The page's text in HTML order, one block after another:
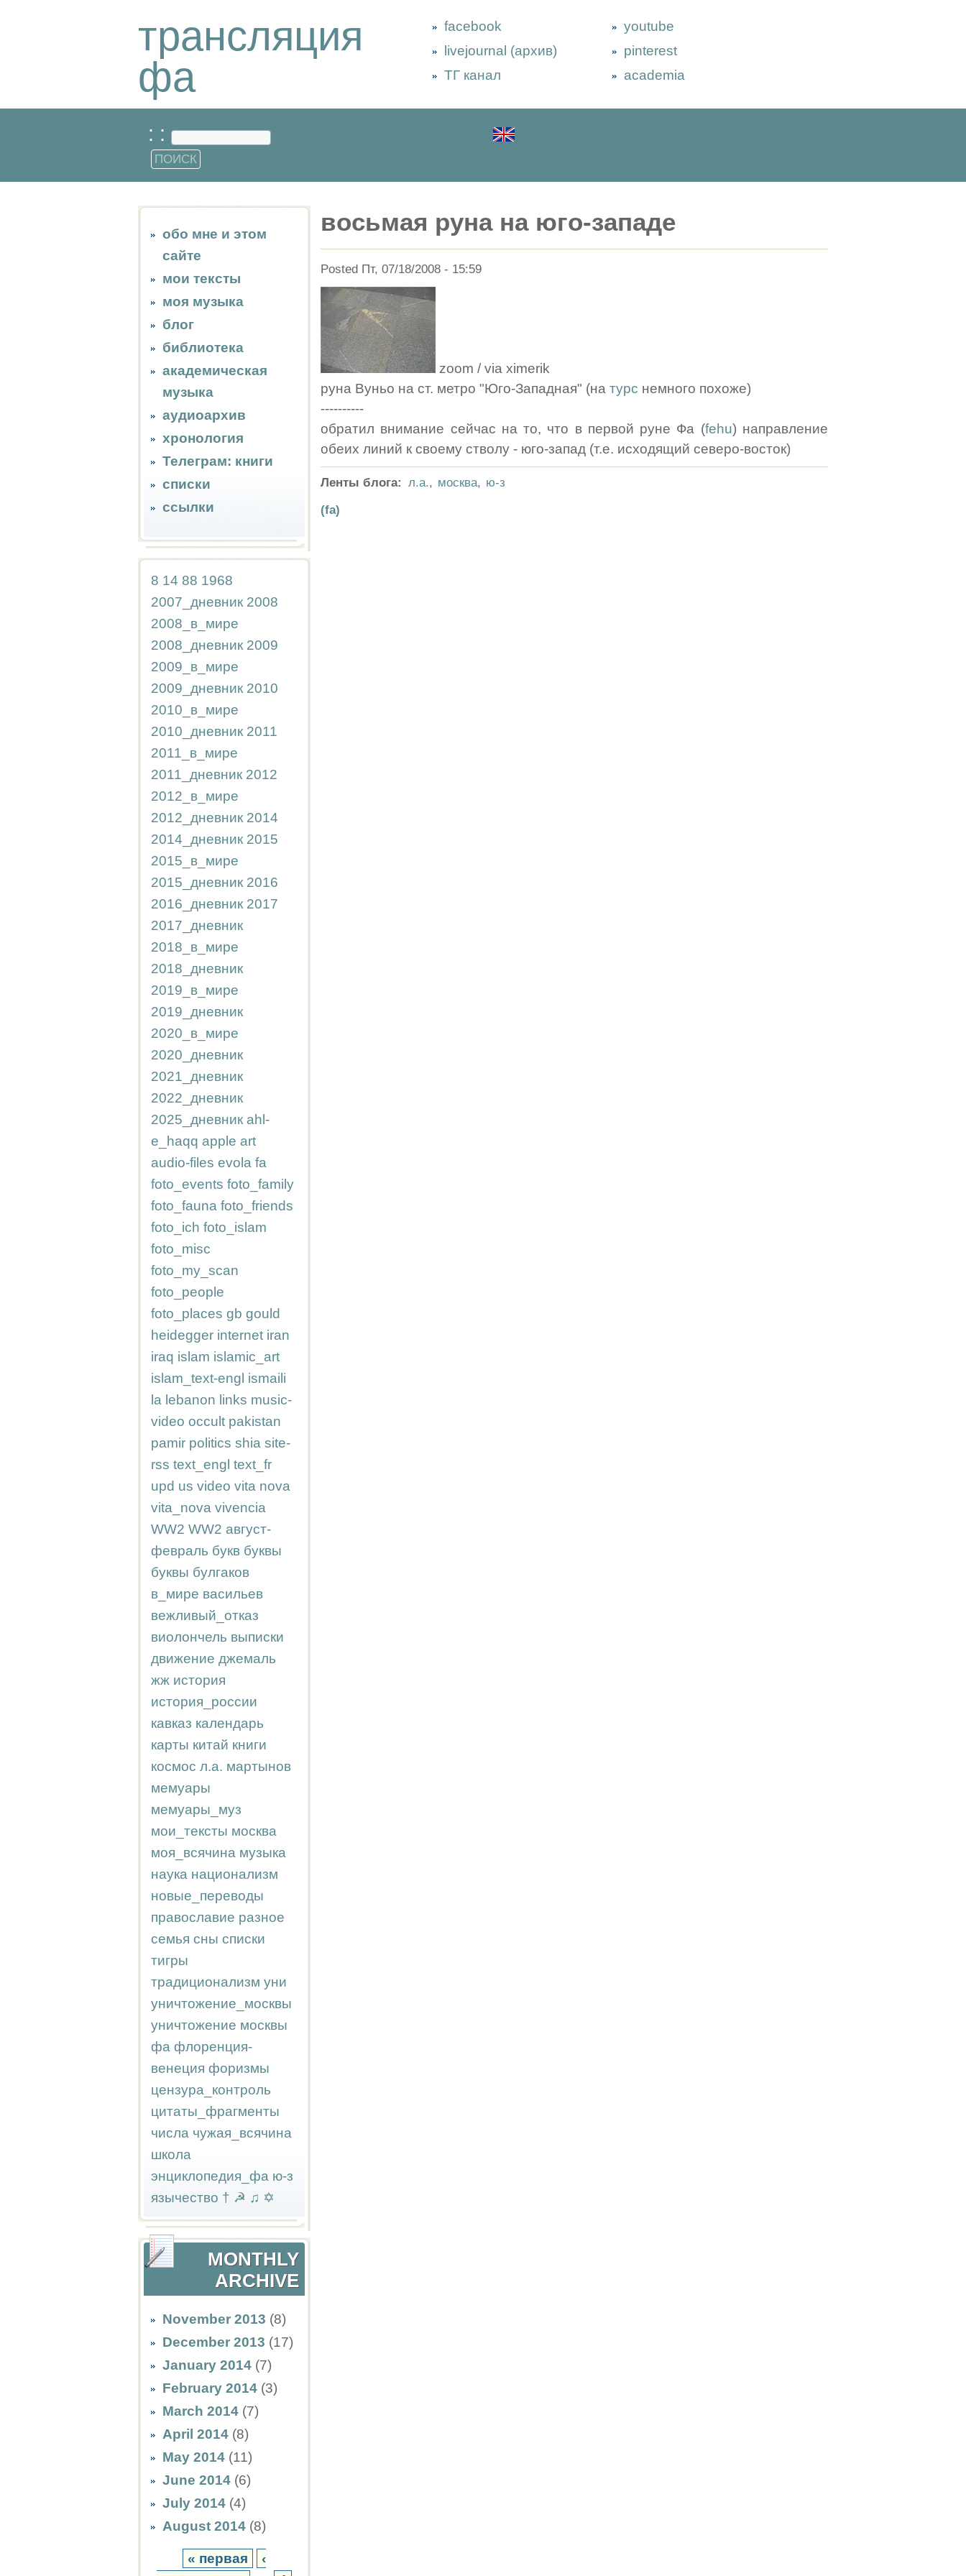
трансляция
фа
facebook
livejournal (архив)
ТГ канал
youtube
pinterest
academia
: :
обо мне и этом
сайте
мои тексты
моя музыка
блог
библиотека
академическая
музыка
аудиоархив
хронология
Телеграм: книги
списки
ссылки
8 14 88 1968
2007_дневник 2008
2008_в_мире
2008_дневник 2009
2009_в_мире
2009_дневник 2010
2010_в_мире
2010_дневник 2011
2011_в_мире
2011_дневник 2012
2012_в_мире
2012_дневник 2014
2014_дневник 2015
2015_в_мире
2015_дневник 2016
2016_дневник 2017
2017_дневник
2018_в_мире
2018_дневник
2019_в_мире
2019_дневник
2020_в_мире
2020_дневник
2021_дневник
2022_дневник
2025_дневник ahl-
e_haqq apple art
audio-files evola fa
foto_events foto_family
foto_fauna foto_friends
foto_ich foto_islam
foto_misc
foto_my_scan
foto_people
foto_places gb gould
heidegger internet iran
iraq islam islamic_art
islam_text-engl ismaili
la lebanon links music-
video occult pakistan
pamir politics shia site-
rss text_engl text_fr
upd us video vita nova
vita_nova vivencia
WW2 WW2 август-
февраль букв буквы
буквы булгаков
в_мире васильев
вежливый_отказ
виолончель выписки
движение джемаль
жж история
история_россии
кавказ календарь
карты китай книги
космос л.а. мартынов
мемуары
мемуары_муз
мои_тексты москва
моя_всячина музыка
наука национализм
новые_переводы
православие разное
семья сны списки
тигры
традиционализм уни
уничтожение_москвы
уничтожение москвы
фа флоренция-
венеция форизмы
цензура_контроль
цитаты_фрагменты
числа чужая_всячина
школа
энциклопедия_фа ю-з
язычество † ☭ ♫ ✡
MONTHLY
ARCHIVE
November 2013 (8)
December 2013 (17)
January 2014 (7)
February 2014 (3)
March 2014 (7)
April 2014 (8)
May 2014 (11)
June 2014 (6)
July 2014 (4)
August 2014 (8)
« первая
‹
восьмая руна на юго-западе
Posted Пт, 07/18/2008 - 15:59
zoom / via ximerik
руна Вуньо на ст. метро "Юго-Западная" (на турс немного похоже)
----------
обратил внимание сейчас на то, что в первой руне Фа (fehu) направление
обеих линий к своему стволу - юго-запад (т.е. исходящий северо-восток)
Ленты блога: л.а., москва, ю-з
(fa)